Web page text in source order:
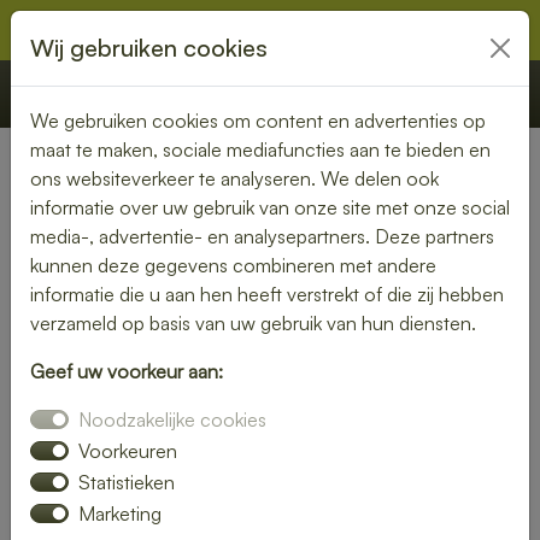
€ 0,00 Offerte Bestellen
Nederland»Zuid-Holland» Bergschenhoek
Lunch laten bezorgen in
Bergschenhoek – gezond,
vers en gemakkelijk
in Bergschenhoek en geniet van verse gerechten op jouw
gewenste locatie. Van kleurrijke salades tot knapperige
broodjes – wij bezorgen jouw lunch vers en op tijd.
Plaats eenvoudig je bestelling online en laat je verrassen
Wij gebruiken cookies
We gebruiken cookies om content en advertenties op
maat te maken, sociale mediafuncties aan te bieden en
ons websiteverkeer te analyseren. We delen ook
informatie over uw gebruik van onze site met onze social
media-, advertentie- en analysepartners. Deze partners
kunnen deze gegevens combineren met andere
informatie die u aan hen heeft verstrekt of die zij hebben
verzameld op basis van uw gebruik van hun diensten.
Geef uw voorkeur aan:
Noodzakelijke cookies
Voorkeuren
Statistieken
Marketing